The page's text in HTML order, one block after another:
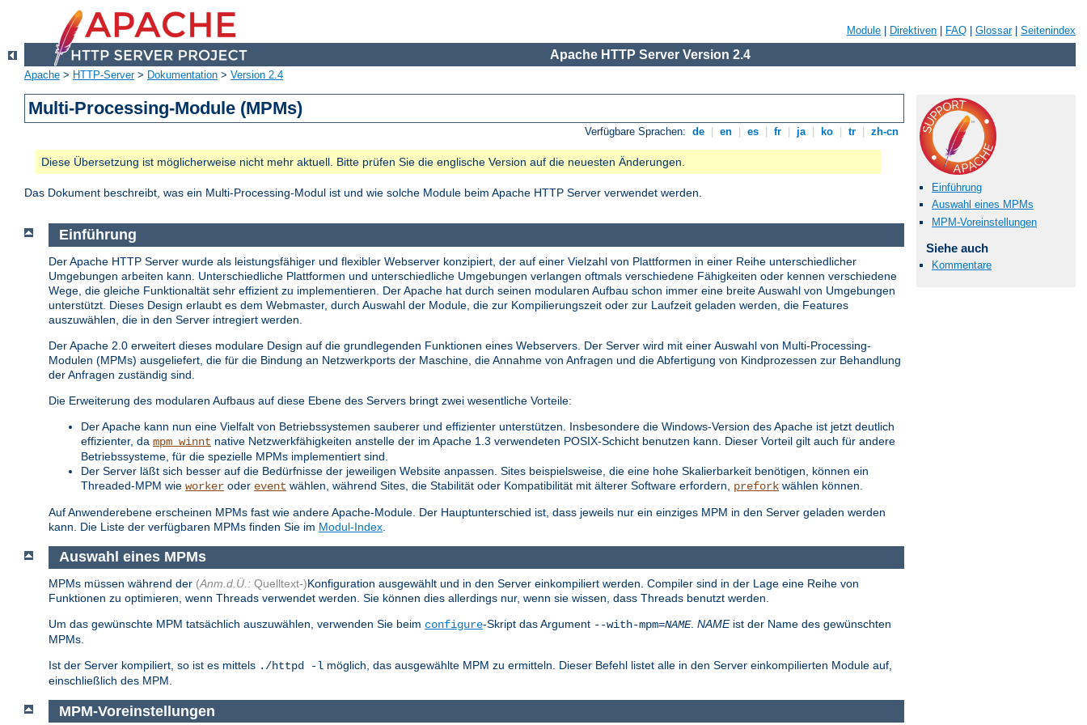
Module Direktiven FAQ Glossar| Seitenindex
Apache HTTP Server Version 2.4
Apache > HTTP-Server> Dokumentation > Version 2.4
Multi-Processing-Module (MPMs)
Verfügbare Sprachen: de en es fr ja ko tr zh-cn
Diese Übersetzung ist möglicherweise nicht mehr aktuell. Bitte prüfen Sie die englische Version auf die neuesten Änderungen.
Das Dokument beschreibt, was ein Multi-Processing-Modul ist und wie solche Module beim Apache HTTP Server verwendet werden.
Einführung
Auswahl eines MPMs
MPM-Voreinstellungen
Siehe auch
Kommentare
Einführung
Der Apache HTTP Server wurde als leistungsfähiger und flexibler Webserver konzipiert, der auf einer Vielzahl von Plattformen in einer Reihe unterschiedlicher
Umgebungen arbeiten kann. Unterschiedliche Plattformen und unterschiedliche Umgebungen verlangen oftmals verschiedene Fähigkeiten oder kennen verschiedene
Wege, die gleiche Funktionaltät sehr effizient zu implementieren. Der Apache hat durch seinen modularen Aufbau schon immer eine breite Auswahl von Umgebungen
unterstützt. Dieses Design erlaubt es dem Webmaster, durch Auswahl der Module, die zur Kompilierungszeit oder zur Laufzeit geladen werden, die Features
auszuwählen, die in den Server intregiert werden.
Der Apache 2.0 erweitert dieses modulare Design auf die grundlegenden Funktionen eines Webservers. Der Server wird mit einer Auswahl von Multi-Processing-
Modulen (MPMs) ausgeliefert, die für die Bindung an Netzwerkports der Maschine, die Annahme von Anfragen und die Abfertigung von Kindprozessen zur Behandlung
der Anfragen zuständig sind.
Die Erweiterung des modularen Aufbaus auf diese Ebene des Servers bringt zwei wesentliche Vorteile:
Der Apache kann nun eine Vielfalt von Betriebssystemen sauberer und effizienter unterstützen. Insbesondere die Windows-Version des Apache ist jetzt deutlich
effizienter, da mpm_winnt native Netzwerkfähigkeiten anstelle der im Apache 1.3 verwendeten POSIX-Schicht benutzen kann. Dieser Vorteil gilt auch für andere
Betriebssysteme, für die spezielle MPMs implementiert sind.
Der Server läßt sich besser auf die Bedürfnisse der jeweiligen Website anpassen. Sites beispielsweise, die eine hohe Skalierbarkeit benötigen, können ein
Threaded-MPM wie worker oder event wählen, während Sites, die Stabilität oder Kompatibilität mit älterer Software erfordern, prefork wählen können.
Auf Anwenderebene erscheinen MPMs fast wie andere Apache-Module. Der Hauptunterschied ist, dass jeweils nur ein einziges MPM in den Server geladen werden
kann. Die Liste der verfügbaren MPMs finden Sie im Modul-Index
Auswahl eines MPMs
MPMs müssen während der (Anm.d.Ü.: Quelltext-)Konfiguration ausgewählt und in den Server einkompiliert werden. Compiler sind in der Lage eine Reihe von
Funktionen zu optimieren, wenn Threads verwendet werden. Sie können dies allerdings nur, wenn sie wissen, dass Threads benutzt werden.
Um das gewünschte MPM tatsächlich auszuwählen, verwenden Sie beim configure-Skript das Argument --with-mpm=NAME. NAMEist der Name des gewünschten
MPMs.
Ist der Server kompiliert, so ist es mittels ./httpd -l möglich, das ausgewählte MPM zu ermitteln. Dieser Befehl listet alle in den Server einkompilierten Module auf,
einschließlich des MPM.
MPM-Voreinstellungen